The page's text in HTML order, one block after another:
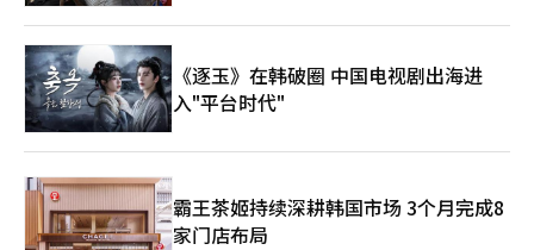
《逐玉》在韩破圈 中国电视剧出海进
入"平台时代"
霸王茶姬持续深耕韩国市场 3个月完成8
家门店布局